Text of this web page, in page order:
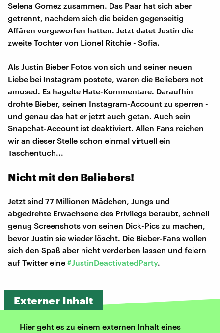
Selena Gomez zusammen. Das Paar hat sich aber
getrennt, nachdem sich die beiden gegenseitig
Affären vorgeworfen hatten. Jetzt datet Justin die
zweite Tochter von Lionel Ritchie - Sofia.
Als Justin Bieber Fotos von sich und seiner neuen
Liebe bei Instagram postete, waren die Beliebers not
amused. Es hagelte Hate-Kommentare. Daraufhin
drohte Bieber, seinen Instagram-Account zu sperren -
und genau das hat er jetzt auch getan. Auch sein
Snapchat-Account ist deaktiviert. Allen Fans reichen
wir an dieser Stelle schon einmal virtuell ein
Taschentuch...
Nicht mit den Beliebers!
Jetzt sind 77 Millionen Mädchen, Jungs und
abgedrehte Erwachsene des Privilegs beraubt, schnell
genug Screenshots von seinen Dick-Pics zu machen,
bevor Justin sie wieder löscht. Die Bieber-Fans wollen
sich den Spaß aber nicht verderben lassen und feiern
auf Twitter eine #JustinDeactivatedParty.
Externer Inhalt
Hier geht es zu einem externen Inhalt eines